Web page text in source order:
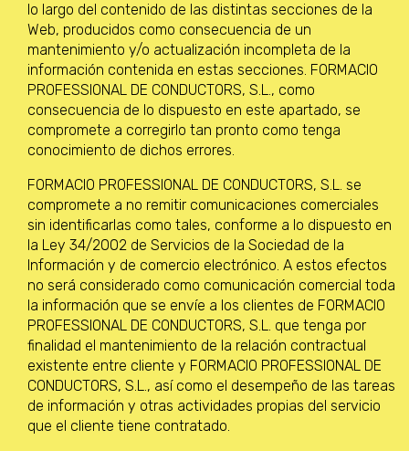
lo largo del contenido de las distintas secciones de la
Web, producidos como consecuencia de un
mantenimiento y/o actualización incompleta de la
información contenida en estas secciones. FORMACIO
PROFESSIONAL DE CONDUCTORS, S.L., como
consecuencia de lo dispuesto en este apartado, se
compromete a corregirlo tan pronto como tenga
conocimiento de dichos errores.
FORMACIO PROFESSIONAL DE CONDUCTORS, S.L. se
compromete a no remitir comunicaciones comerciales
sin identificarlas como tales, conforme a lo dispuesto en
la Ley 34/2002 de Servicios de la Sociedad de la
Información y de comercio electrónico. A estos efectos
no será considerado como comunicación comercial toda
la información que se envíe a los clientes de FORMACIO
PROFESSIONAL DE CONDUCTORS, S.L. que tenga por
finalidad el mantenimiento de la relación contractual
existente entre cliente y FORMACIO PROFESSIONAL DE
CONDUCTORS, S.L., así como el desempeño de las tareas
de información y otras actividades propias del servicio
que el cliente tiene contratado.